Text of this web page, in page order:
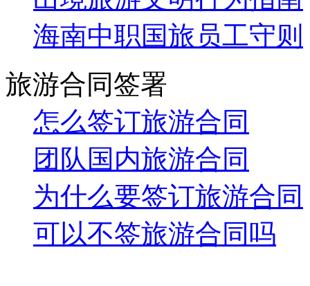
海南中职国旅员工守则
旅游合同签署
怎么签订旅游合同
团队国内旅游合同
为什么要签订旅游合同
可以不签旅游合同吗